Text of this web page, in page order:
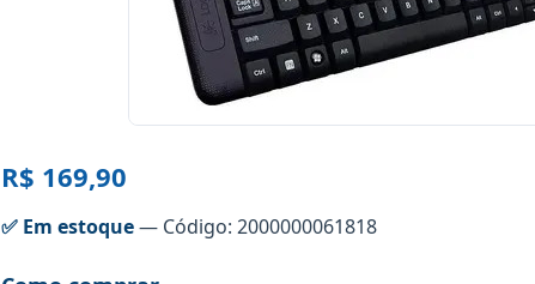
R$ 169,90
✅ Em estoque— Código: 2000000061818